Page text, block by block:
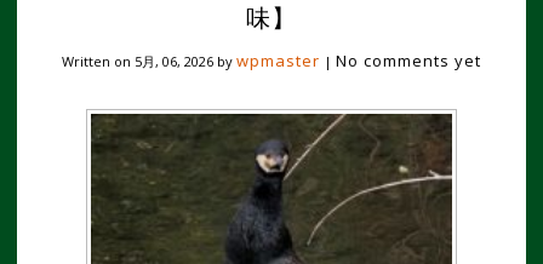
味】
Written on 5月, 06, 2026 by wpmaster | No comments yet